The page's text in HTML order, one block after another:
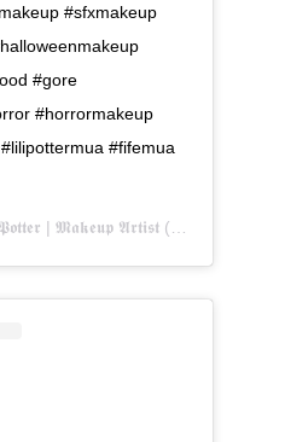
#sfxmakeup
#gore
#horrormakeup
#fifemua
𝕻𝖔𝖙𝖙𝖊𝖗 | 𝕸𝖆𝖐𝖊𝖚𝖕 𝕬𝖗𝖙𝖎𝖘𝖙 (@lilipottermua) on